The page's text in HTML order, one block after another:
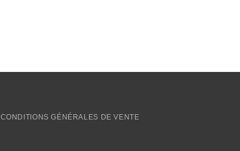
CONDITIONS GÉNÉRALES DE VENTE